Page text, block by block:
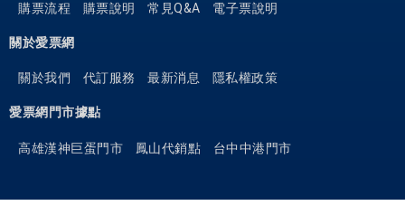
購票流程 購票說明 常見Q&A 電子票說明
關於愛票網
關於我們 代訂服務 最新消息 隱私權政策
愛票網門市據點
高雄漢神巨蛋門市 鳳山代銷點 台中中港門市